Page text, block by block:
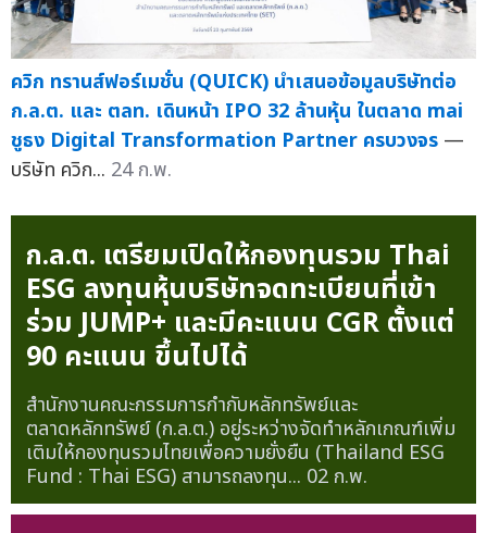
ควิก ทรานส์ฟอร์เมชั่น (QUICK) นำเสนอข้อมูลบริษัทต่อ
ก.ล.ต. และ ตลท. เดินหน้า IPO 32 ล้านหุ้น ในตลาด mai
ชูธง Digital Transformation Partner ครบวงจร —
บริษัท ควิก... 24 ก.พ.
ก.ล.ต. เตรียมเปิดให้กองทุนรวม Thai
ESG ลงทุนหุ้นบริษัทจดทะเบียนที่เข้า
ร่วม JUMP+ และมีคะแนน CGR ตั้งแต่
90 คะแนน ขึ้นไปได้
สำนักงานคณะกรรมการกำกับหลักทรัพย์และ
ตลาดหลักทรัพย์ (ก.ล.ต.) อยู่ระหว่างจัดทำหลักเกณฑ์เพิ่ม
เติมให้กองทุนรวมไทยเพื่อความยั่งยืน (Thailand ESG
Fund : Thai ESG) สามารถลงทุน... 02 ก.พ.